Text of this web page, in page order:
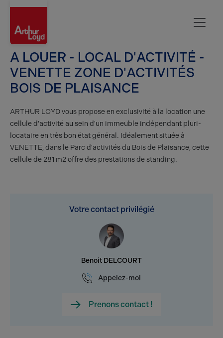
A LOUER - LOCAL D'ACTIVITÉ -
VENETTE ZONE D'ACTIVITÉS
BOIS DE PLAISANCE
ARTHUR LOYD vous propose en exclusivité à la location une
cellule d'activité au sein d'un immeuble indépendant pluri-
locataire en très bon état général. Idéalement située à
VENETTE, dans le Parc d'activités du Bois de Plaisance, cette
cellule de 281 m2 offre des prestations de standing.
Votre contact privilégié
Benoit DELCOURT
Appelez-moi
Prenons contact !